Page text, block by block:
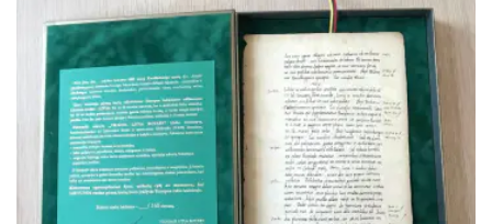
Lietuvos kino legenda režisierius Algimantas
Puipa ir kino režisierė Janina Lapinskaitė dar šią
vasarą svečiuosis Zarasuose
2026-08-04
Varžybų nugalėtojai:
Moterų grupė: